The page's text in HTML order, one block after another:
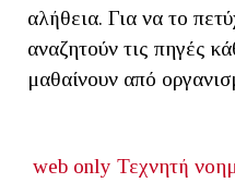
αλήθεια. Για να το
αναζητούν τις πηγές
μαθαίνουν από
web only Τεχνητή